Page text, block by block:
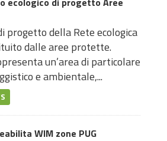
progetto della Rete ecologica
dalle aree protette.
un’area di particolare
e ambientale,...
WIM zone PUG